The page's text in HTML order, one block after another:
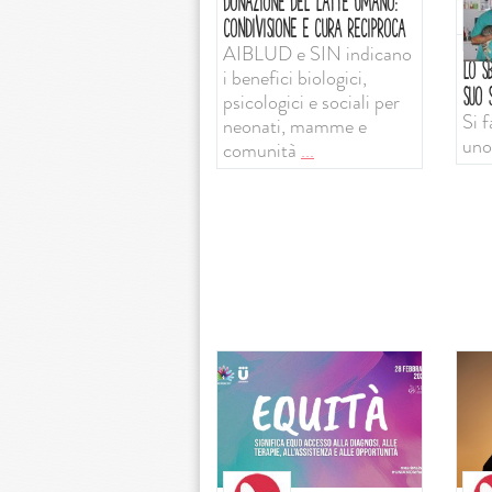
CONDIVISIONE E CURA RECIPROCA
AIBLUD e SIN indicano
i benefici biologici,
psicologici e sociali per
neonati, mamme e
comunità ...
LO
SUO
Si